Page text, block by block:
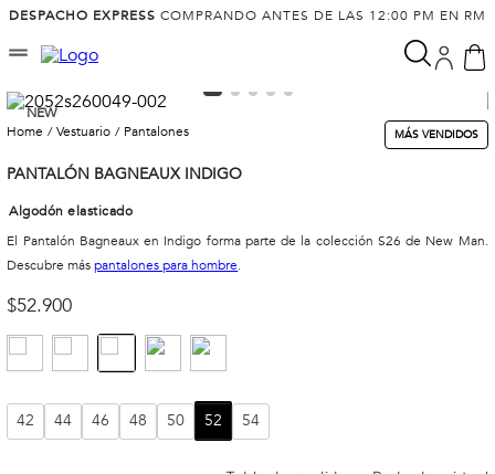
DESPACHO EXPRESS COMPRANDO ANTES DE LAS 12:00 PM EN RM
NEW
vestuario
pantalones MÁS VENDIDOS
PANTALÓN BAGNEAUX INDIGO
Algodón elasticado
El Pantalón Bagneaux en Indigo forma parte de la colección S26 de New Man.
Descubre máspantalones para hombre.
$52.900
42 44 46 48 50 52 54